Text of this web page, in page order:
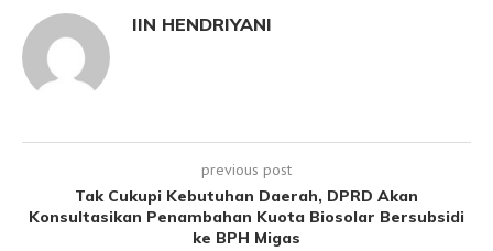
IIN HENDRIYANI
previous post
Tak Cukupi Kebutuhan Daerah, DPRD Akan
Konsultasikan Penambahan Kuota Biosolar Bersubsidi
ke BPH Migas